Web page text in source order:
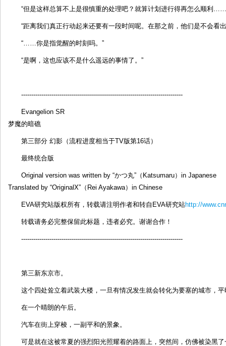
“但是这样总算不上是很慎重的处理吧？就算计划进行得再怎么顺利
“距离我们真正行动起来还要有一段时间呢。在那之前，他们是不会看
“……你是指觉醒的时刻吗。”
“是啊，这也应该不是什么遥远的事情了。”
--------------------------------------------------------------------------------
Evangelion SR
梦魔的暗礁
第三部分 幻影（流程进度相当于TV版第16话）
最终统合版
Original version was written by “かつ丸”（Katsumaru）in Japanese
Translated by “OriginalX”（Rei Ayakawa）in Chinese
EVA研究站版权所有，转载请注明作者和转自EVA研究站http://
转载请务必完整保留此标题，违者必究。谢谢合作！
--------------------------------------------------------------------------------
第三新东京市。
这个四处耸立着武装大楼，一旦有情况发生就会转化为要塞的城市，
在一个晴朗的午后。
汽车在街上穿梭，一副平和的景象。
可是就在这被常夏的强烈阳光照耀着的路面上，突然间，仿佛被染黑